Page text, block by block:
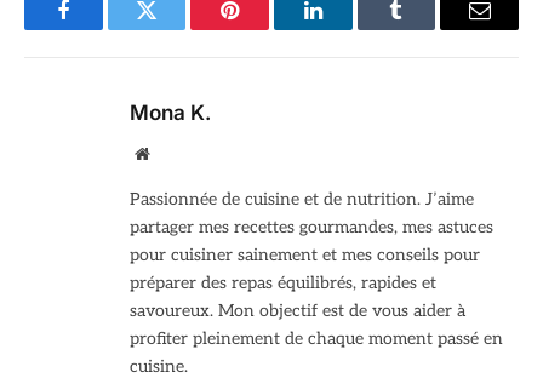
FacebookTwitter Pinterest LinkedInTumblr Email
Mona K.
Site
Passionnée de cuisine et de nutrition. J’aime
partager mes recettes gourmandes, mes astuces
pour cuisiner sainement et mes conseils pour
préparer des repas équilibrés, rapides et
savoureux. Mon objectif est de vous aider à
profiter pleinement de chaque moment passé en
cuisine.